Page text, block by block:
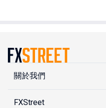
關於我們
FXStreet